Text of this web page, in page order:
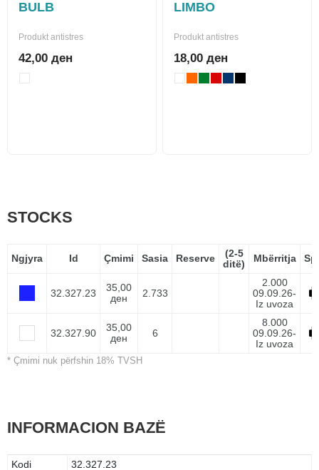
BULB
Produkt antistres
42,00 ден
LIMBO
Produkt antistres
18,00 ден
STOCKS
Ngjyra Id Çmimi Sasia Reserve
(2-5
ditë)
Mbërritja
32.327.23
35,00
ден
2.733
2.000
09.09.26-
Iz uvoza
32.327.90
35,00
ден
6
8.000
09.09.26-
Iz uvoza
* Çmimi nuk përfshin 18% TVSH
INFORMACION BAZË
Kodi
32.327.23